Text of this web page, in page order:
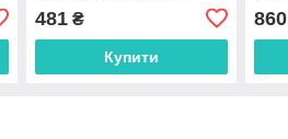
481₴
Купити
860